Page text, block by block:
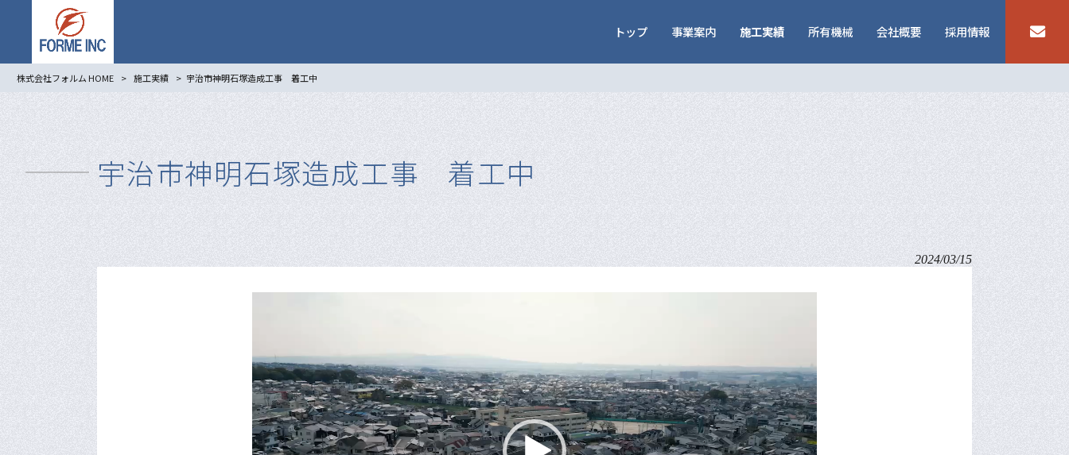
トップ 事業案内 施工実績 所有機械 会社概要 採用情報
株式会社フォルム HOME > 施工実績 > 宇治市神明石塚造成工事 着工中
宇治市神明石塚造成工事 着工中
2024/03/15
レ
ー
ヤ
ー